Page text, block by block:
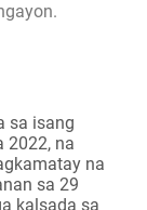
sa isang
2022, na
na
sa 29
kalsada sa